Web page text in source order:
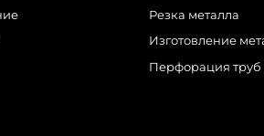
Резка металла
Изготовление
Перфорация труб